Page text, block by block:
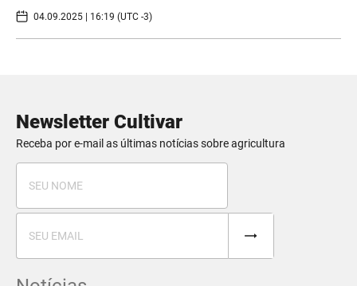
04.09.2025 | 16:19 (UTC -3)
Newsletter Cultivar
Receba por e-mail as últimas notícias sobre agricultura